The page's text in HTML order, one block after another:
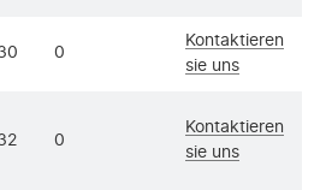
0
Kontaktieren
sie uns
0
Kontaktieren
sie uns